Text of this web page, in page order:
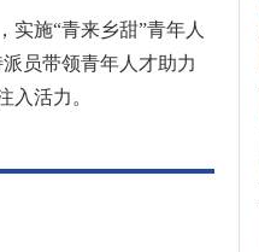
施“青来乡甜”青年人
员带领青年人才助力
入活力。